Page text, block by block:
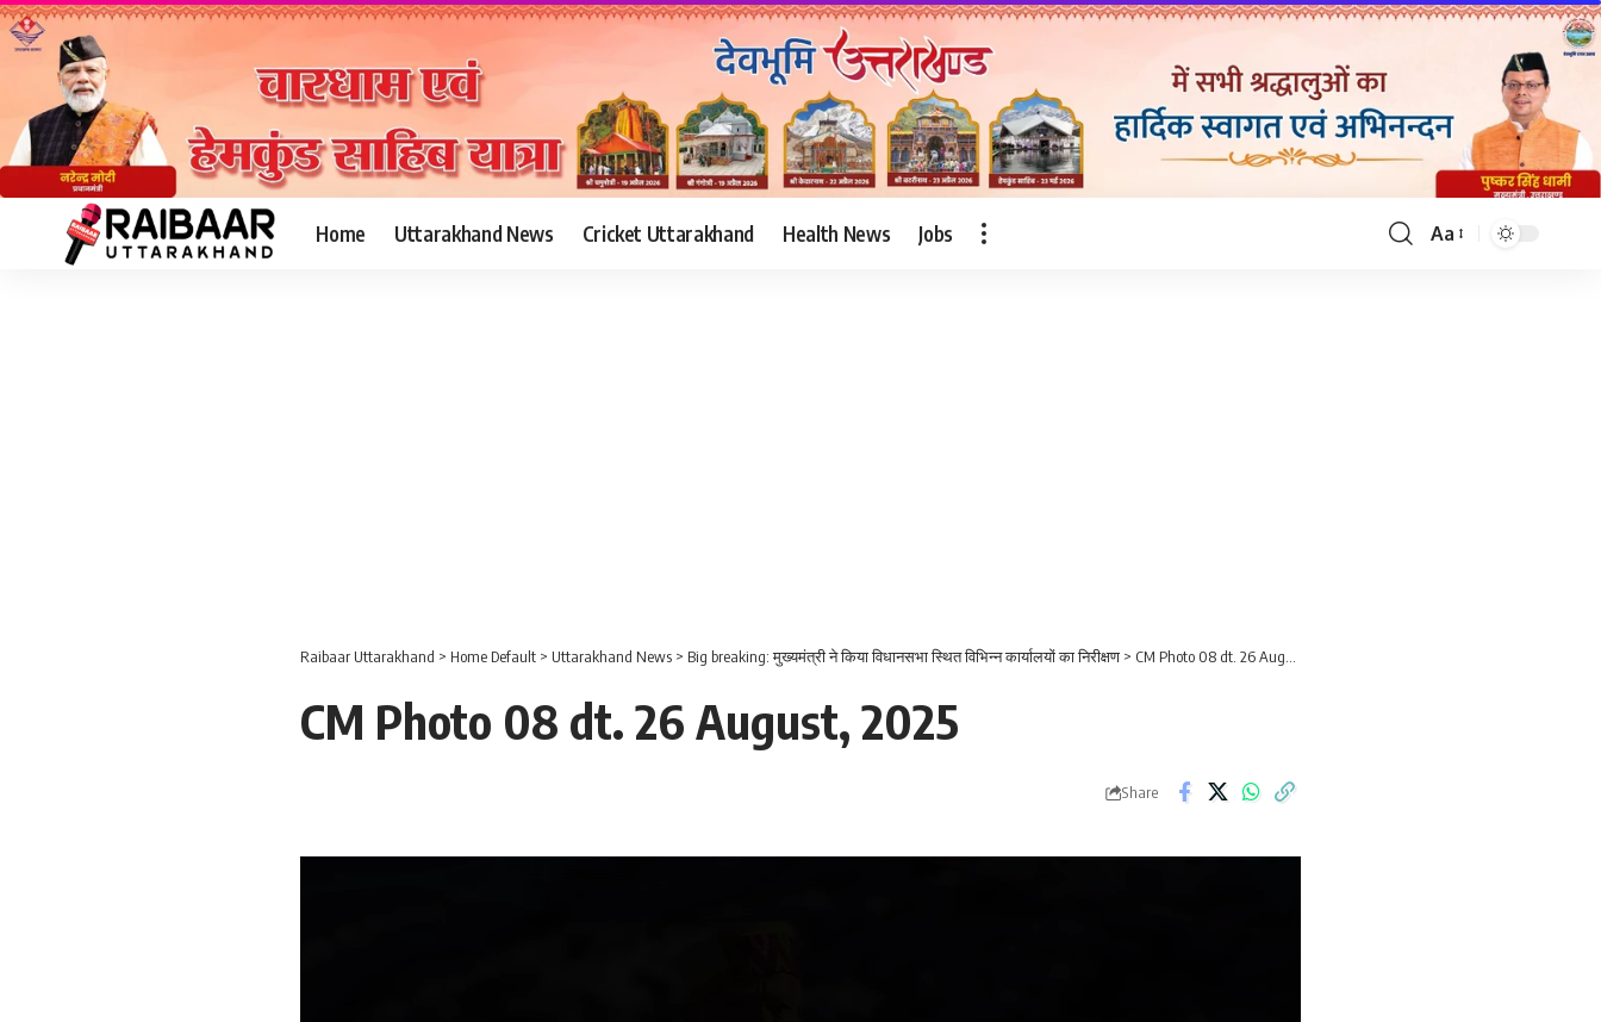
Home Uttarakhand News Cricket Uttarakhand Health News Jobs
Font
Aa
Raibaar Uttarakhand > Home Default > Uttarakhand News > Big breaking: मुख्यमंत्री ने किया विधानसभा स्थित विभिन्न कार्यालयों का निरीक्षण > CM Photo 08 dt. 26 August, 2025
CM Photo 08 dt. 26 August, 2025
Share